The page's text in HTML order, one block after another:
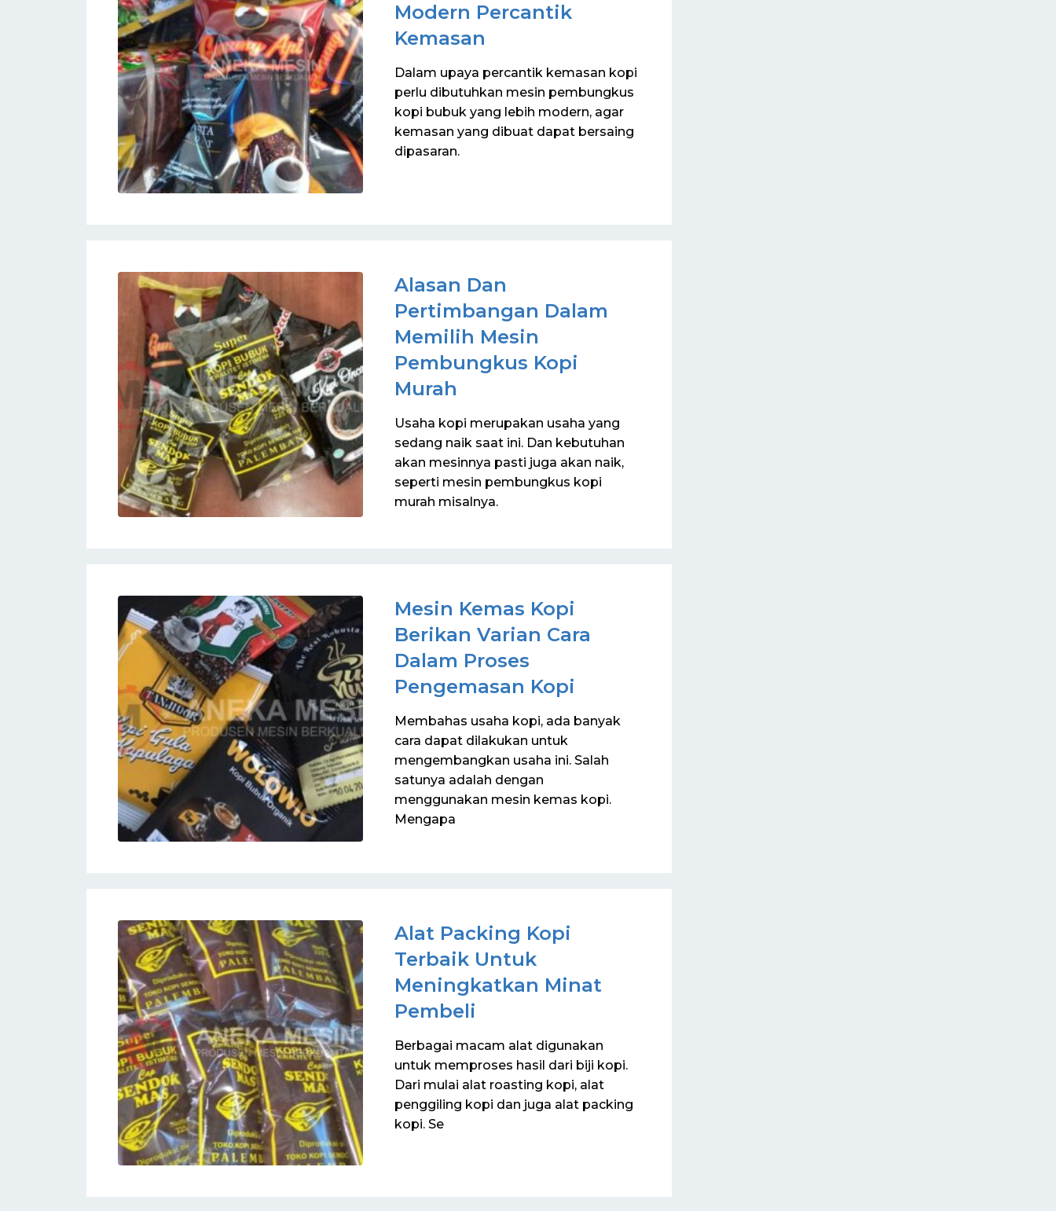
Modern Percantik
Kemasan
Dalam upaya percantik kemasan kopi
perlu dibutuhkan mesin pembungkus
kopi bubuk yang lebih modern, agar
kemasan yang dibuat dapat bersaing
dipasaran.
Alasan Dan
Pertimbangan Dalam
Memilih Mesin
Pembungkus Kopi
Murah
Usaha kopi merupakan usaha yang
sedang naik saat ini. Dan kebutuhan
akan mesinnya pasti juga akan naik,
seperti mesin pembungkus kopi
murah misalnya.
Mesin Kemas Kopi
Berikan Varian Cara
Dalam Proses
Pengemasan Kopi
Membahas usaha kopi, ada banyak
cara dapat dilakukan untuk
mengembangkan usaha ini. Salah
satunya adalah dengan
menggunakan mesin kemas kopi.
Mengapa
Alat Packing Kopi
Terbaik Untuk
Meningkatkan Minat
Pembeli
Berbagai macam alat digunakan
untuk memproses hasil dari biji kopi.
Dari mulai alat roasting kopi, alat
penggiling kopi dan juga alat packing
kopi. Se